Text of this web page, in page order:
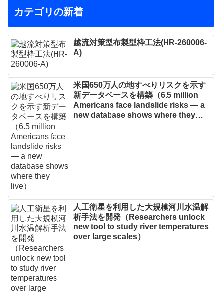
カテゴリの新着
越流対策型布製型枠工法(HR-260006-
A)
米国650万人の地すべりリスクを示す
新データベースを構築（6.5 million
Americans face landslide risks — a
new database shows where they
人工衛星を利用した大規模河川水温解
析手法を開発（Researchers unlock
new tool to study river temperatures
over large scales）